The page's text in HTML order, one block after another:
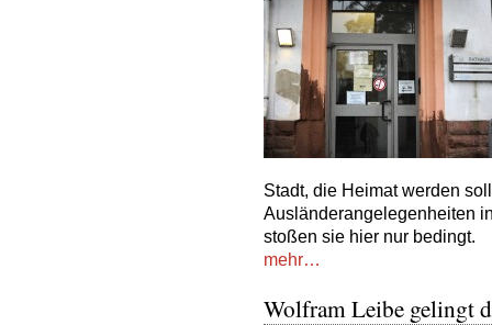
Stadt, die Heimat werden
Ausländerangelegenheiten
stoßen sie hier nur bedingt.
mehr…
Wolfram Leibe gelingt